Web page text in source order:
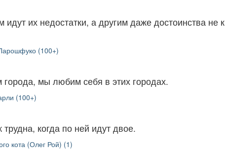
их недостатки, а другим даже достоинства не к
(100+)
мы любим себя в этих городах.
(100+)
трудна, когда по ней идут двое.
кота (Олег Рой) (1)